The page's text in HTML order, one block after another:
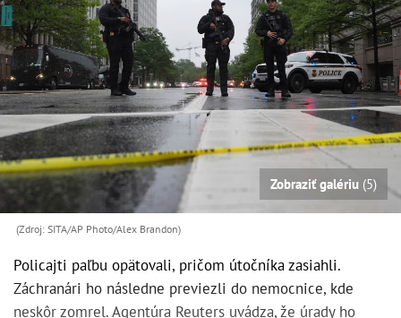
Zobraziť galériu (5)
(Zdroj: SITA/AP Photo/Alex Brandon)
Policajti paľbu opätovali, pričom útočníka zasiahli.
Záchranári ho následne previezli do nemocnice, kde
neskôr zomrel. Agentúra Reuters uvádza, že úrady ho